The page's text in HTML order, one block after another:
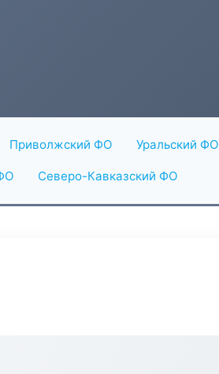
Приволжский ФО Уральский ФО
Северо-Кавказский ФО